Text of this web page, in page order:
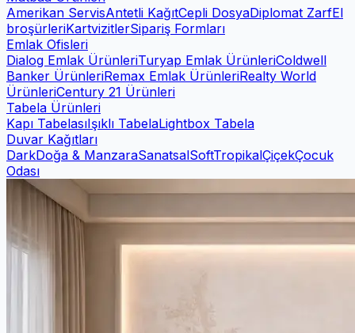
Amerikan ServisAntetli KağıtCepli DosyaDiplomat ZarfEl
broşürleriKartvizitlerSipariş Formları
Emlak Ofisleri
Dialog Emlak ÜrünleriTuryap Emlak ÜrünleriColdwell
Banker ÜrünleriRemax Emlak ÜrünleriRealty World
ÜrünleriCentury 21 Ürünleri
Tabela Ürünleri
Kapı TabelasıIşıklı TabelaLightbox Tabela
Duvar Kağıtları
DarkDoğa & ManzaraSanatsalSoftTropikalÇiçekÇocuk
Odası